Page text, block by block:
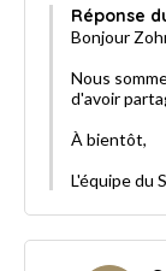
Réponse
Bonjour
Nous
d'avoir
À bientôt,
L'équipe du